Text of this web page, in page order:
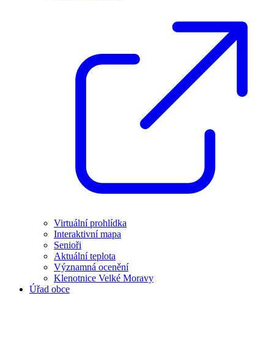
Virtuální prohlídka
Interaktivní mapa
Senioři
Aktuální teplota
Významná ocenění
Klenotnice Velké Moravy
Úřad obce